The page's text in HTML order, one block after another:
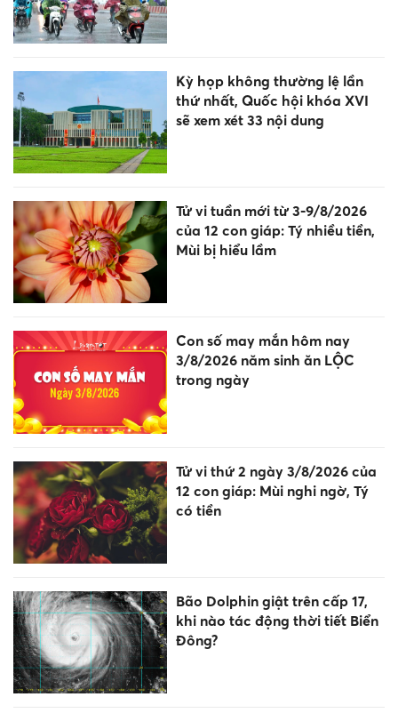
Kỳ họp không thường lệ lần
thứ nhất, Quốc hội khóa XVI
sẽ xem xét 33 nội dung
Tử vi tuần mới từ 3-9/8/2026
của 12 con giáp: Tý nhiều tiền,
Mùi bị hiểu lầm
Con số may mắn hôm nay
3/8/2026 năm sinh ăn LỘC
trong ngày
Tử vi thứ 2 ngày 3/8/2026 của
12 con giáp: Mùi nghi ngờ, Tý
có tiền
Bão Dolphin giật trên cấp 17,
khi nào tác động thời tiết Biển
Đông?